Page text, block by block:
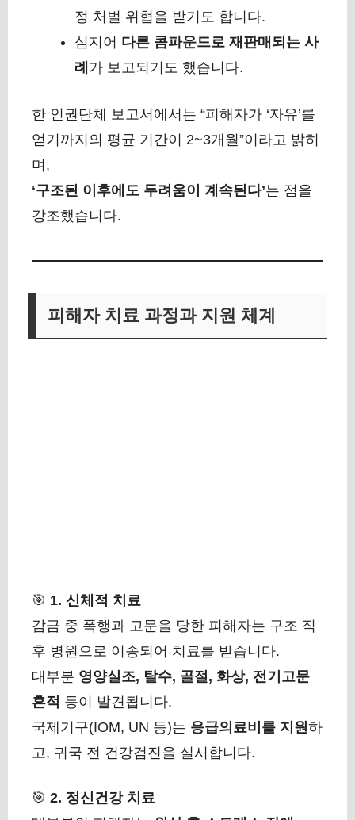
정 처벌 위협을 받기도 합니다.
심지어 다른 콤파운드로 재판매되는 사
례 가 보고되기도 했습니다.
한 인권단체 보고서에서는 “피해자가 ‘자유’를
얻기까지의 평균 기간이 2~3개월”이라고 밝히
며,
‘구조된 이후에도 두려움이 계속된다’는 점을
강조했습니다.
피해자 치료 과정과 지원 체계
🎯 1. 신체적 치료
감금 중 폭행과 고문을 당한 피해자는 구조 직
후 병원으로 이송되어 치료를 받습니다.
대부분 영양실조, 탈수, 골절, 화상, 전기고문
흔적 등이 발견됩니다.
국제기구(IOM, UN 등)는 응급의료비를 지원하
고, 귀국 전 건강검진을 실시합니다.
🎯 2. 정신건강 치료